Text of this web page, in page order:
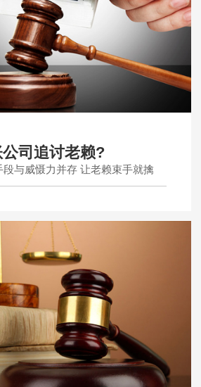
司追讨老赖?
段与威慑力并存 让老赖束手就擒